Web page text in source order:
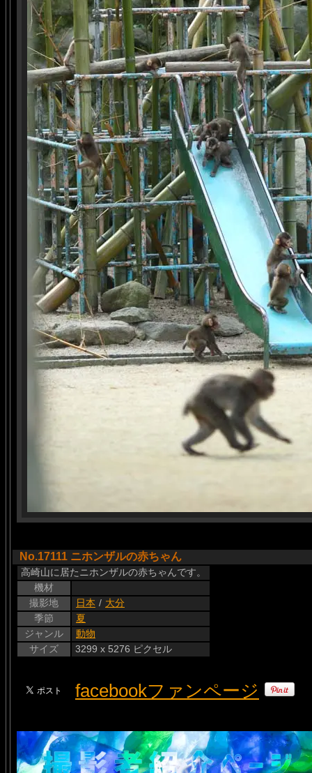
No.17111 ニホンザルの赤ちゃん
高崎山に居たニホンザルの赤ちゃんです。
機材
撮影地
日本 / 大分
季節
夏
ジャンル
動物
サイズ
3299 x 5276 ピクセル
facebookファンページ